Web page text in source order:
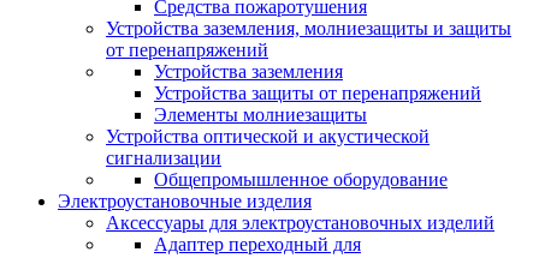
Средства пожаротушения
Устройства заземления, молниезащиты и защиты
от перенапряжений
Устройства заземления
Устройства защиты от перенапряжений
Элементы молниезащиты
Устройства оптической и акустической
сигнализации
Общепромышленное оборудование
Электроустановочные изделия
Аксессуары для электроустановочных изделий
Адаптер переходный для